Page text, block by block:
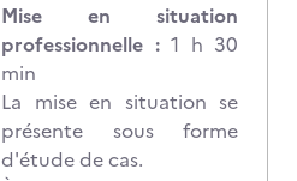
Mise en situation
professionnelle : 1 h 30
min
La mise en situation se
présente sous forme
d'étude de cas.